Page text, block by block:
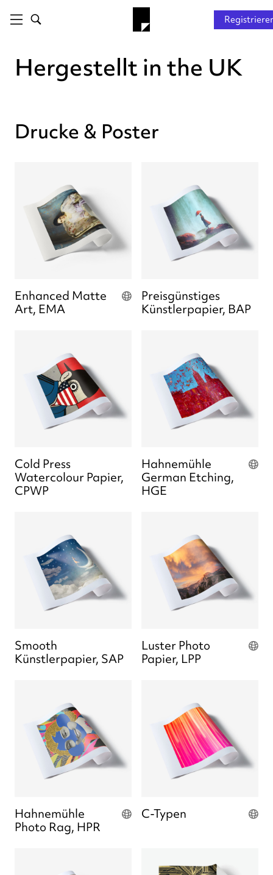
Hergestellt in the UK
Drucke & Poster
Enhanced Matte
Art, EMA
Preisgünstiges
Künstlerpapier, BAP
Cold Press
Watercolour Papier,
CPWP
Hahnemühle
German Etching,
HGE
Smooth
Künstlerpapier, SAP
Luster Photo
Papier, LPP
Hahnemühle
Photo Rag, HPR
C-Typen